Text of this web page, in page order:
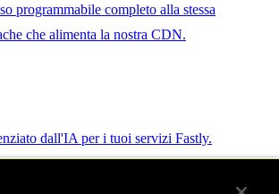
programmabile completo alla stessa
che alimenta la nostra CDN.
dall'IA per i tuoi servizi Fastly.